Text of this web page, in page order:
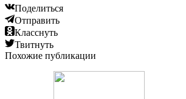
Поделиться
Отправить
Класснуть
Твитнуть
Похожие публикации